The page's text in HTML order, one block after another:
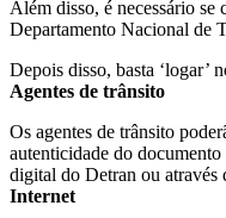
Além disso, é necessário se
Departamento Nacional de
Depois disso, basta ‘logar’
Agentes de trânsito
Os agentes de trânsito
autenticidade do
digital do Detran ou através
Internet